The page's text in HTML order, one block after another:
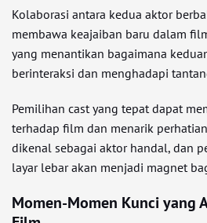
Kolaborasi antara kedua aktor
membawa keajaiban baru dalam
yang menantikan bagaimana
berinteraksi dan menghadapi
Pemilihan cast yang tepat dapat
terhadap film dan menarik
dikenal sebagai aktor handal, dan
layar lebar akan menjadi magnet
Momen-Momen Kunci yang